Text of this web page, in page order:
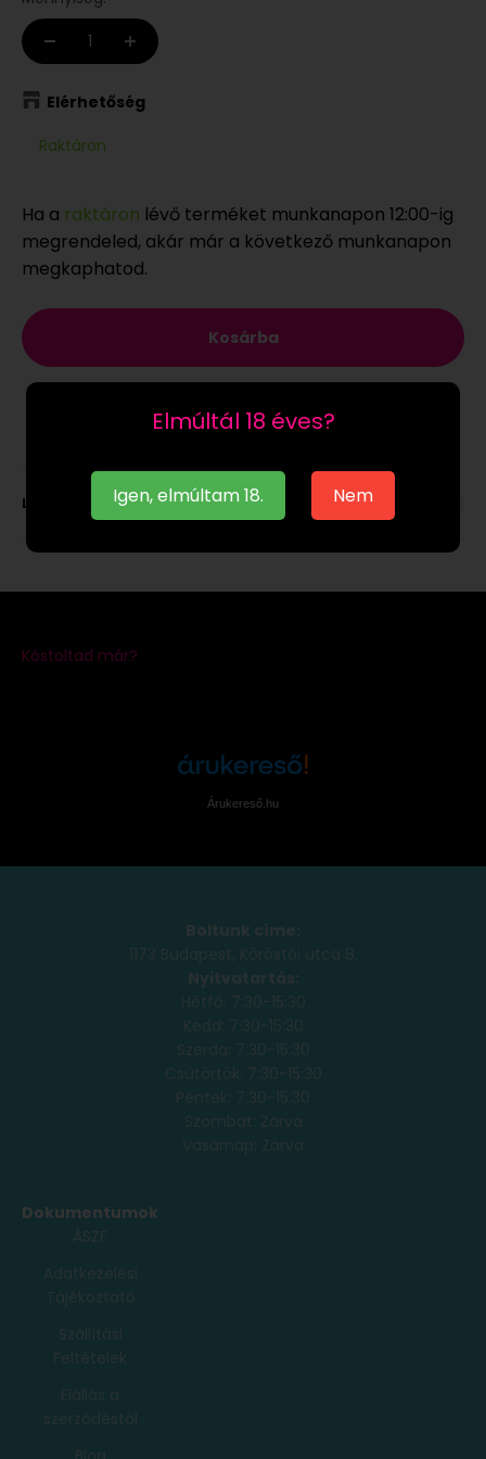
Elmúltál 18 éves?
Igen, elmúltam 18. Nem
Elérhetőség
Raktáron
Ha a raktáron lévő terméket munkanapon 12:00-ig
megrendeled, akár már a következő munkanapon
megkaphatod.
Kosárba
Leírás
Árukereső.hu
Boltunk címe:
1173 Budapest, Köröstói utca 8.
Nyitvatartás:
Hétfő: 7:30-15:30
Kedd: 7:30-15:30
Szerda: 7:30-15:30
Csütörtök: 7:30-15:30
Péntek: 7:30-15:30
Szombat: Zárva
Vasárnap: Zárva
Dokumentumok
ÁSZF
Adatkezelési
Tájékoztató
Szállítási
Feltételek
Elállás a
szerződéstől